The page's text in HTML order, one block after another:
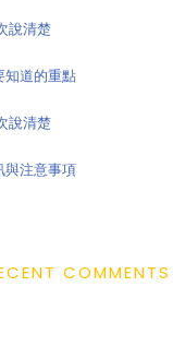
說清楚
知道的重點
說清楚
與注意事項
COMMENTS